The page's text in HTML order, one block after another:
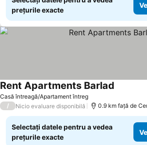
prețurile exacte
Casă întreagă/Apartament întreg
Rent Apartments Barlad
/ Nicio evaluare disponibilă 0.9 km faţă de
Selectați datele pentru a vedea
prețurile exacte